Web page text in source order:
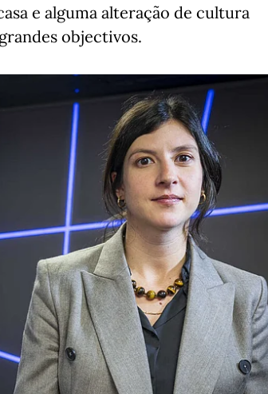
e alguma alteração de cultura
objectivos.